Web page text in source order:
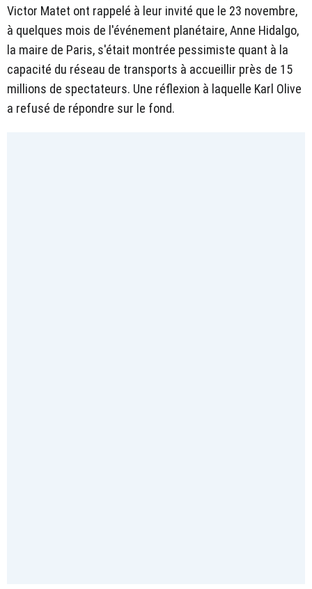
Victor Matet ont rappelé à leur invité que le 23 novembre,
à quelques mois de l'événement planétaire, Anne Hidalgo,
la maire de Paris, s'était montrée pessimiste quant à la
capacité du réseau de transports à accueillir près de 15
millions de spectateurs. Une réflexion à laquelle Karl Olive
a refusé de répondre sur le fond.